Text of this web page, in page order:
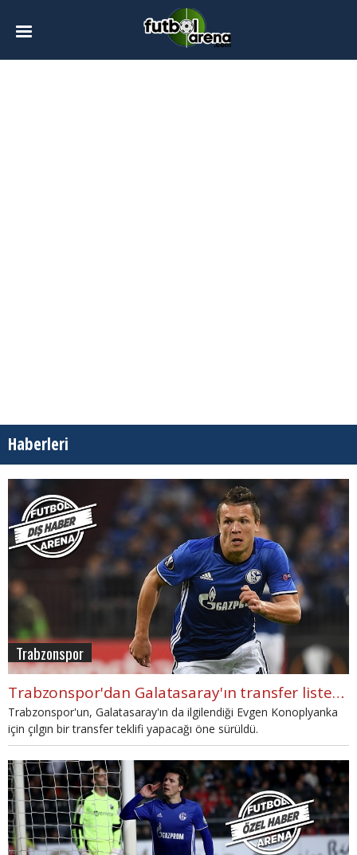
Haberleri
Trabzonspor
Trabzonspor'dan Galatasaray'ın transfer listesindeki Konoplyanka için çılgın teklif
Trabzonspor'un, Galatasaray'ın da ilgilendiği Evgen Konoplyanka
için çılgın bir transfer teklifi yapacağı öne sürüldü.